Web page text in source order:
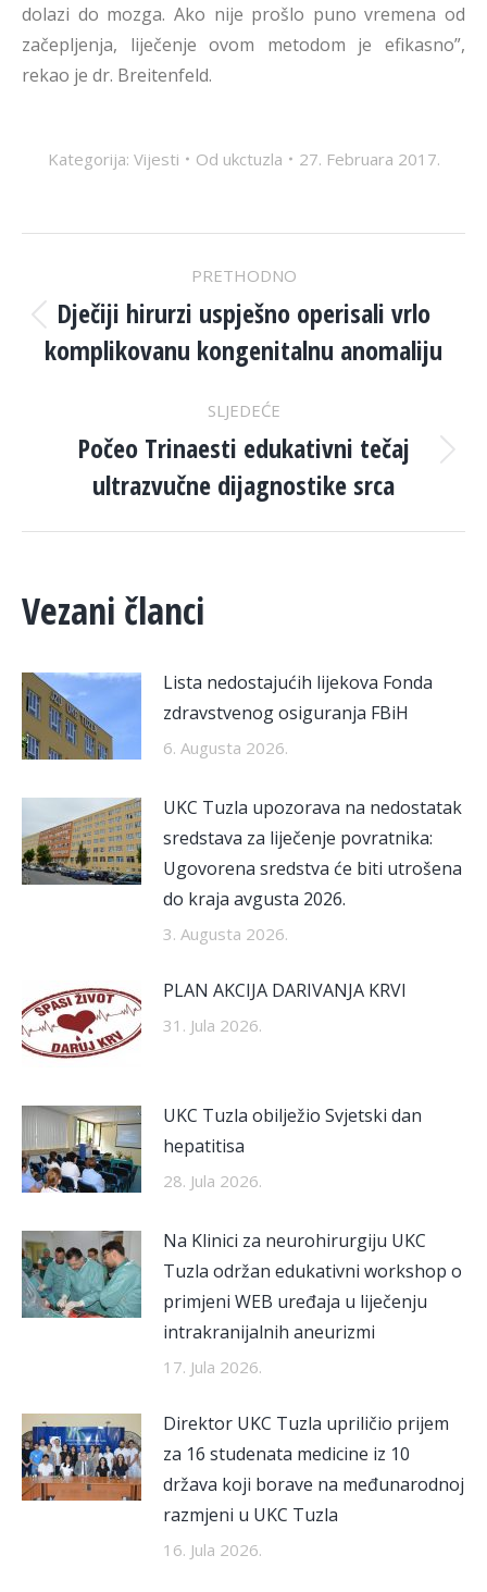
dolazi do mozga. Ako nije prošlo puno vremena od
začepljenja, liječenje ovom metodom je efikasno”,
rekao je dr. Breitenfeld.
Kategorija: Vijesti Od ukctuzla 27. Februara 2017.
NAVIGATION
PRETHODNO
Previous
post:
Dječiji hirurzi uspješno operisali vrlo
komplikovanu kongenitalnu anomaliju
SLJEDEĆE
Next
post:
Počeo Trinaesti edukativni tečaj
ultrazvučne dijagnostike srca
Vezani članci
Lista nedostajućih lijekova Fonda
zdravstvenog osiguranja FBiH
6. Augusta 2026.
UKC Tuzla upozorava na nedostatak
sredstava za liječenje povratnika:
Ugovorena sredstva će biti utrošena
do kraja avgusta 2026.
3. Augusta 2026.
PLAN AKCIJA DARIVANJA KRVI
31. Jula 2026.
UKC Tuzla obilježio Svjetski dan
hepatitisa
28. Jula 2026.
Na Klinici za neurohirurgiju UKC
Tuzla održan edukativni workshop o
primjeni WEB uređaja u liječenju
intrakranijalnih aneurizmi
17. Jula 2026.
Direktor UKC Tuzla upriličio prijem
za 16 studenata medicine iz 10
država koji borave na međunarodnoj
razmjeni u UKC Tuzla
16. Jula 2026.